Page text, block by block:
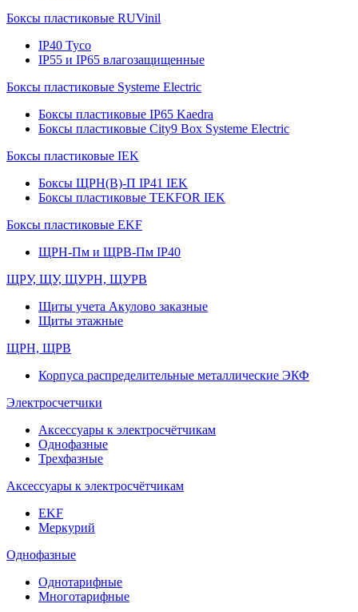
Боксы пластиковые RUVinil
IP40 Тусо
IP55 и IP65 влагозащищенные
Боксы пластиковые Systeme Electric
Боксы пластиковые IP65 Kaedra
Боксы пластиковые City9 Box Systeme Electric
Боксы пластиковые IEK
Боксы ЩРН(В)-П IP41 IEK
Боксы пластиковые TEKFOR IEK
Боксы пластиковые EKF
ЩРН-Пм и ЩРВ-Пм IP40
ЩРУ, ЩУ, ЩУРН, ЩУРВ
Щиты учета Акулово заказные
Щиты этажные
ЩРН, ЩРВ
Корпуса распределительные металлические ЭКФ
Электросчетчики
Аксессуары к электросчётчикам
Однофазные
Трехфазные
Аксессуары к электросчётчикам
EKF
Меркурий
Однофазные
Однотарифные
Многотарифные